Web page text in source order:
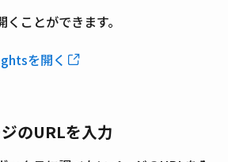
ことができます。
を開く
のURLを入力